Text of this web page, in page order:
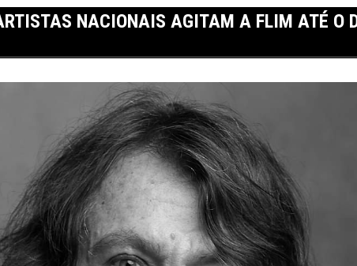
NACIONAIS AGITAM A FLIM ATÉ O